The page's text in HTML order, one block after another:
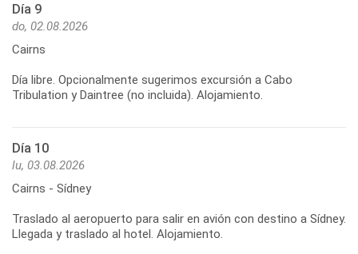
Día 9
do, 02.08.2026
Cairns
Día libre. Opcionalmente sugerimos excursión a Cabo
Tribulation y Daintree (no incluida). Alojamiento.
Día 10
lu, 03.08.2026
Cairns - Sídney
Traslado al aeropuerto para salir en avión con destino a Sídney.
Llegada y traslado al hotel. Alojamiento.